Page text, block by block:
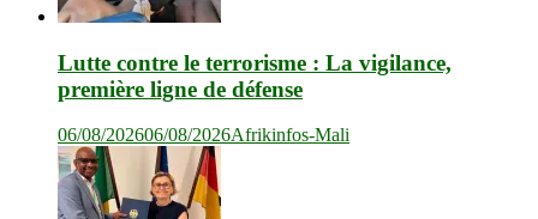
Lutte contre le terrorisme : La vigilance,
première ligne de défense
06/08/202606/08/2026Afrikinfos-Mali